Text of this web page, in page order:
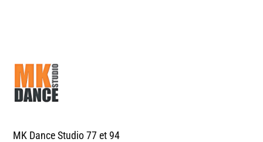
MK Dance Studio 77 et 94